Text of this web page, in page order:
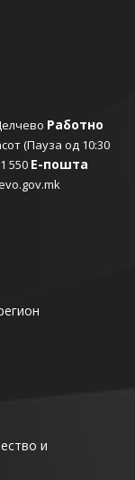
Работно
(Пауза од 10:30
550 Е-пошта
и